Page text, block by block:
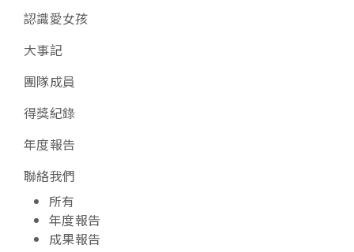
關於我們子選單
認識愛女孩
大事記
團隊成員
得獎紀錄
年度報告
聯絡我們
所有
年度報告
成果報告